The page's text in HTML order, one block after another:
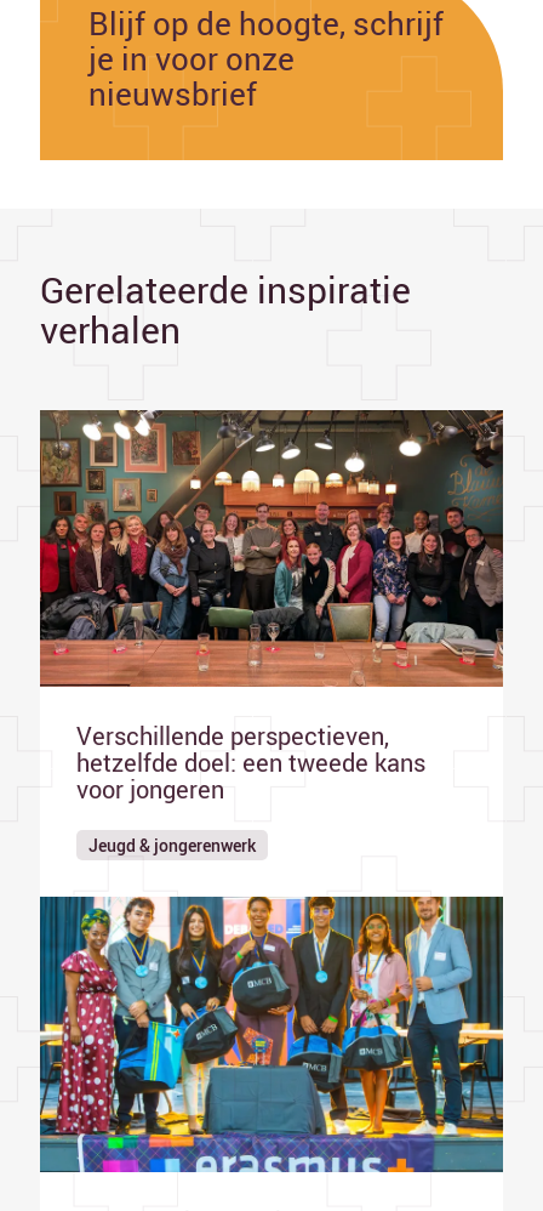
Blijf op de hoogte, schrijf
je in voor onze
nieuwsbrief
Gerelateerde inspiratie
verhalen
Verschillende perspectieven,
hetzelfde doel: een tweede kans
voor jongeren
Jeugd & jongerenwerk